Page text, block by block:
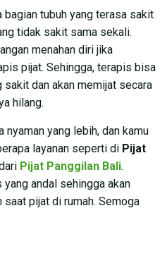
bagian tubuh yang terasa sakit
tidak sakit sama sekali.
menahan diri jika
pijat. Sehingga, terapis bisa
sakit dan akan memijat secara
hilang.
nyaman yang lebih, dan kamu
layanan seperti di Pijat
Pijat Panggilan Bali.
andal sehingga akan
pijat di rumah. Semoga